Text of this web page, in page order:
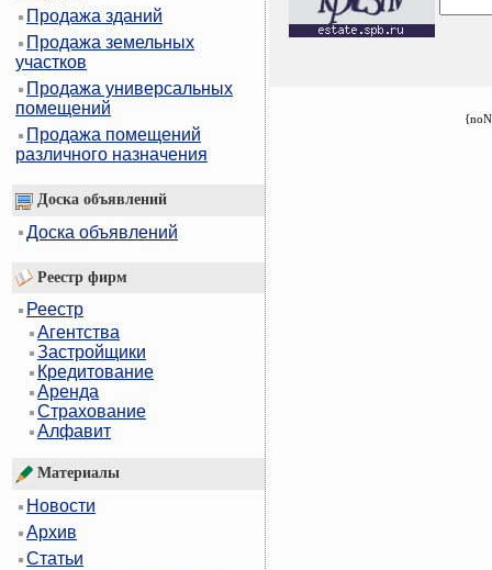
Продажа зданий
Продажа земельных
участков
Продажа универсальных
помещений
Продажа помещений
различного назначения
Доска объявлений
Доска объявлений
Реестр фирм
Реестр
Агентства
Застройщики
Кредитование
Аренда
Страхование
Алфавит
Материалы
Новости
Архив
Статьи